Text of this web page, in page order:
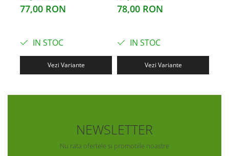
77,00 RON
IN STOC
Vezi Variante
centimetri
78,00 RON
IN STOC
Vezi Variante
NEWSLETTER
Nu rata ofertele si promotiile noastre